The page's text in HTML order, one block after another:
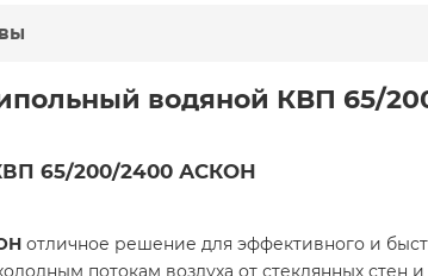
водяной КВП 65/
65/200/2400 АСКОН
отличное решение для эффективного и